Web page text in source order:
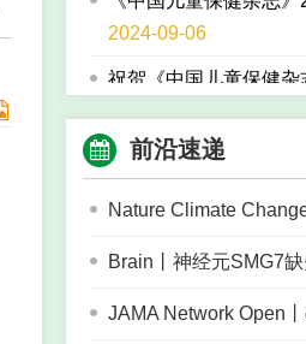
2024-09-06
影响力指数（WJCI）
2024-01-03
祝贺《中国儿童保健杂
目总览
2024年中国儿童保健
2023-10-25
前沿速递